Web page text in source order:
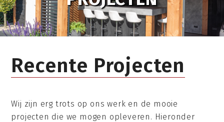
Recente Projecten
Wij zijn erg trots op ons werk en de mooie
projecten die we mogen opleveren. Hieronder